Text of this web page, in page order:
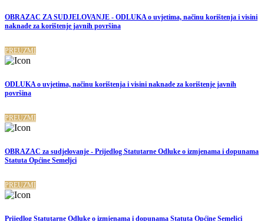
OBRAZAC ZA SUDJELOVANJE - ODLUKA o uvjetima, načinu korištenja i visini
naknade za korištenje javnih površina
PREUZMI
ODLUKA o uvjetima, načinu korištenja i visini naknade za korištenje javnih
površina
PREUZMI
OBRAZAC za sudjelovanje - Prijedlog Statutarne Odluke o izmjenama i dopunama
Statuta Općine Semeljci
PREUZMI
Prijedlog Statutarne Odluke o izmjenama i dopunama Statuta Općine Semeljci